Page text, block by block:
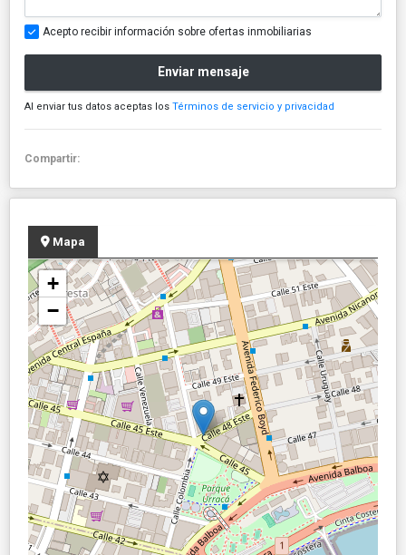
Acepto recibir información sobre ofertas inmobiliarias
Enviar mensaje
Al enviar tus datos aceptas los Términos de servicio y privacidad
Compartir:
Mapa
+
−